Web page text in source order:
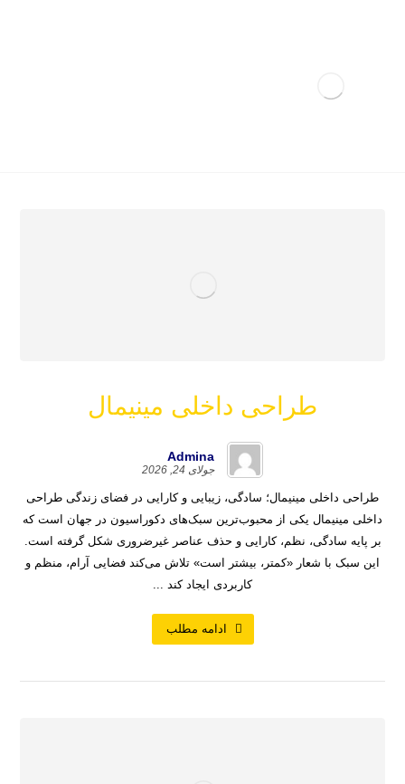
طراحی داخلی مینیمال
Admina
جولای 24, 2026
طراحی داخلی مینیمال؛ سادگی، زیبایی و کارایی در فضای زندگی طراحی
داخلی مینیمال یکی از محبوب‌ترین سبک‌های دکوراسیون در جهان است که
بر پایه سادگی، نظم، کارایی و حذف عناصر غیرضروری شکل گرفته است.
این سبک با شعار «کمتر، بیشتر است» تلاش می‌کند فضایی آرام، منظم و
کاربردی ایجاد کند ...
ادامه مطلب